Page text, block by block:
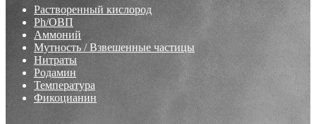
Растворенный кислород
Ph/ОВП
Аммоний
Мутность / Взвешенные частицы
Нитраты
Родамин
Температура
Фикоцианин